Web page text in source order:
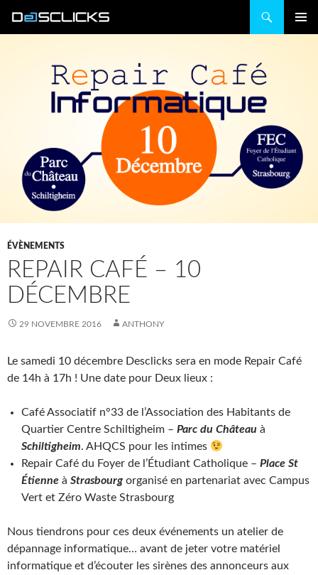
ÉVÈNEMENTS
REPAIR CAFÉ – 10
DÉCEMBRE
29 NOVEMBRE 2016 ANTHONY
Le samedi 10 décembre Desclicks sera en mode Repair Café
de 14h à 17h ! Une date pour Deux lieux :
Café Associatif n°33 de l’Association des Habitants de
Quartier Centre Schiltigheim – Parc du Château à
Schiltigheim. AHQCS pour les intimes
Repair Café du Foyer de l’Étudiant Catholique – Place St
Étienne à Strasbourgorganisé en partenariat avec Campus
Vert et Zéro Waste Strasbourg
Nous tiendrons pour ces deux événements un atelier de
dépannage informatique… avant de jeter votre matériel
informatique et d’écouter les sirènes des annonceurs aux